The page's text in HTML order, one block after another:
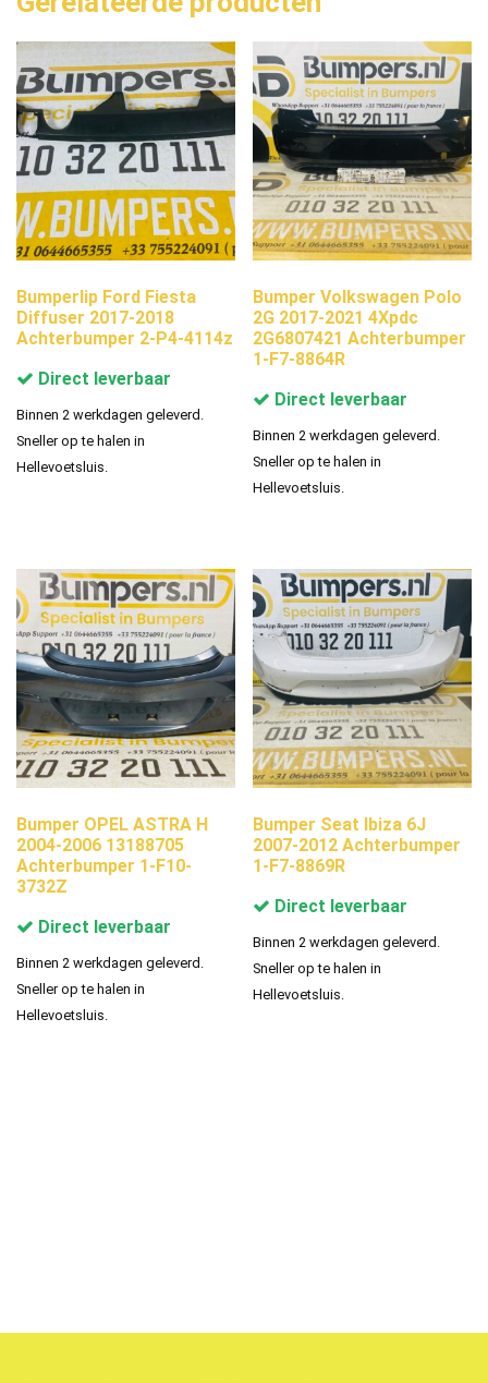
Bumperlip Ford Fiesta
Diffuser 2017-2018
Achterbumper 2-P4-4114z
Direct leverbaar
Binnen 2 werkdagen geleverd.
Sneller op te halen in
Hellevoetsluis.
Bumper Volkswagen Polo
2G 2017-2021 4Xpdc
2G6807421 Achterbumper
1-F7-8864R
Direct leverbaar
Binnen 2 werkdagen geleverd.
Sneller op te halen in
Hellevoetsluis.
Bumper OPEL ASTRA H
2004-2006 13188705
Achterbumper 1-F10-
3732Z
Direct leverbaar
Binnen 2 werkdagen geleverd.
Sneller op te halen in
Hellevoetsluis.
Bumper Seat Ibiza 6J
2007-2012 Achterbumper
1-F7-8869R
Direct leverbaar
Binnen 2 werkdagen geleverd.
Sneller op te halen in
Hellevoetsluis.